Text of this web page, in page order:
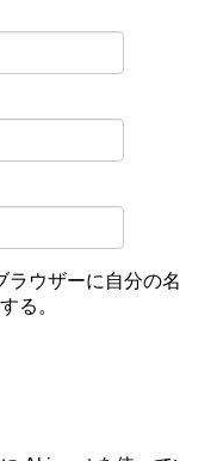
ラウザーに自分の名
る。